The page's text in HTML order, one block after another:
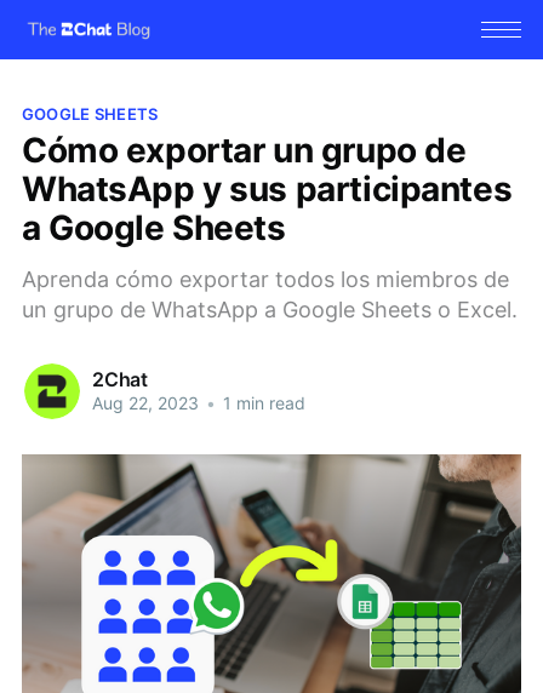
GOOGLE SHEETS
Cómo exportar un grupo de
WhatsApp y sus participantes
a Google Sheets
Aprenda cómo exportar todos los miembros de
un grupo de WhatsApp a Google Sheets o Excel.
2Chat
Aug 22, 2023 • 1 min read